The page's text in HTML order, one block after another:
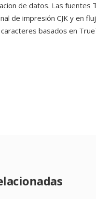
de datos. Las fuentes
de impresión CJK y en
basados en